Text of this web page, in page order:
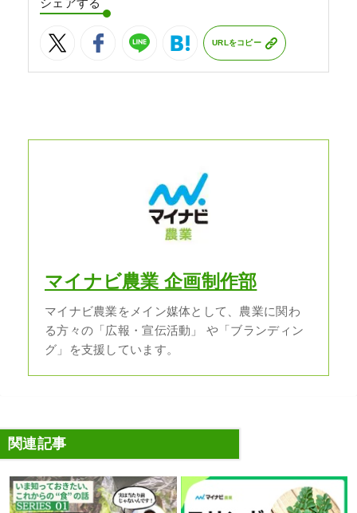
シェアする
URLをコピー
マイナビ農業 企画制作部
マイナビ農業をメイン媒体として、農業に関わ
る方々の「広報・宣伝活動」 や「ブランディン
グ」を支援しています。
関連記事